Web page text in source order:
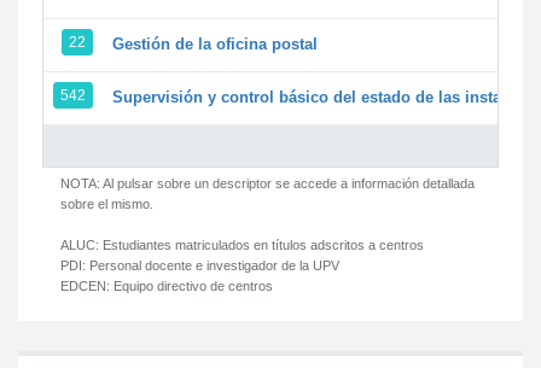
22 Gestión de la oficina postal
542 Supervisión y control básico del estado de las
NOTA: Al pulsar sobre un descriptor se accede a información detallada
sobre el mismo.
ALUC: Estudiantes matriculados en títulos adscritos a centros
PDI: Personal docente e investigador de la UPV
EDCEN: Equipo directivo de centros